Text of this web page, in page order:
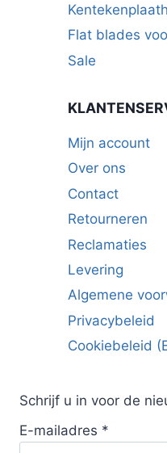
Flat blades
Sale
Mijn account
Over ons
Contact
Retourneren
Reclamaties
Levering
Algemene
Privacybeleid
Cookiebeleid
Schrijf u in voor de
E-mailadres *